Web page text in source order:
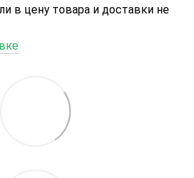
в цену товара и доставки не